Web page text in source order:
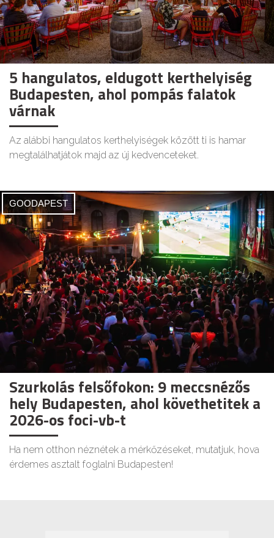
5 hangulatos, eldugott kerthelyiség
Budapesten, ahol pompás falatok
várnak
Az alábbi hangulatos kerthelyiségek között ti is hamar
megtalálhatjátok majd az új kedvenceteket.
GOODAPEST
Szurkolás felsőfokon: 9 meccsnézős
hely Budapesten, ahol követhetitek a
2026-os foci-vb-t
Ha nem otthon néznétek a mérkőzéseket, mutatjuk, hova
érdemes asztalt foglalni Budapesten!